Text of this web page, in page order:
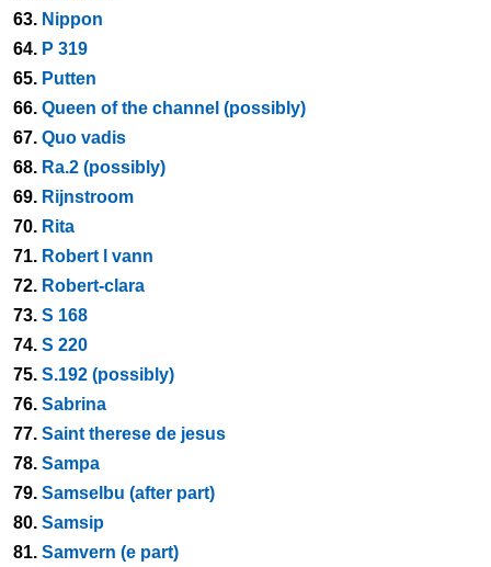
63. Nippon
64. P 319
65. Putten
66. Queen of the channel (possibly)
67. Quo vadis
68. Ra.2 (possibly)
69. Rijnstroom
70. Rita
71. Robert l vann
72. Robert-clara
73. S 168
74. S 220
75. S.192 (possibly)
76. Sabrina
77. Saint therese de jesus
78. Sampa
79. Samselbu (after part)
80. Samsip
81. Samvern (e part)